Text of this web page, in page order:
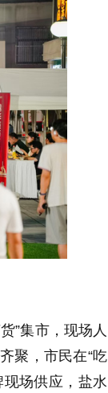
”集市，现场人
聚，市民在“吃
现场供应，盐水